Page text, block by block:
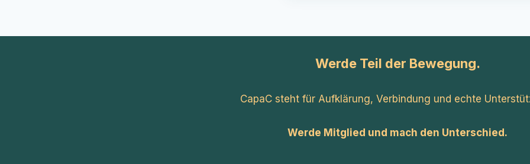
Werde Teil der Bewegung.
CapaC steht für Aufklärung, Verbindung und echte
Werde Mitglied und mach den Unterschied.